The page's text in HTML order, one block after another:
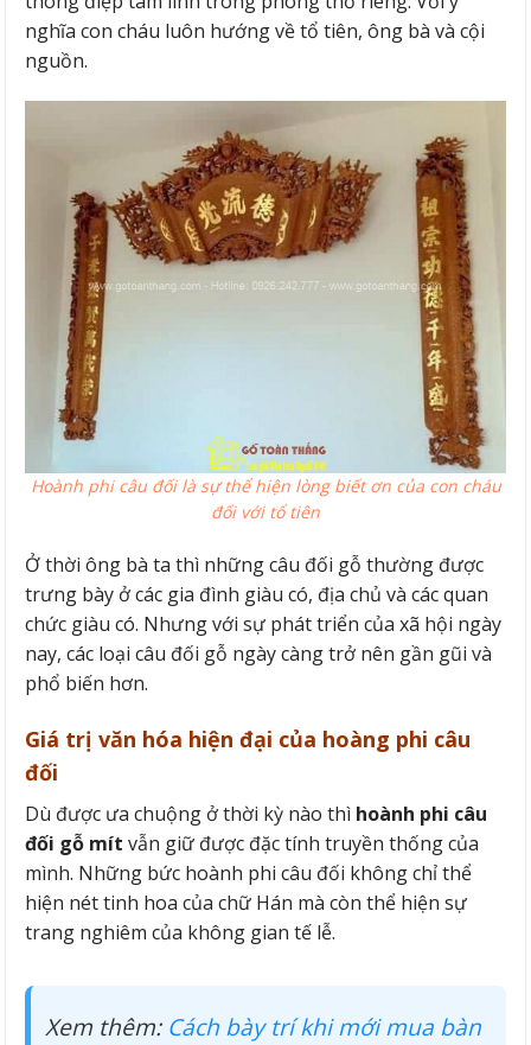
nghĩa con cháu luôn hướng về tổ tiên, ông bà và cội
nguồn.
Hoành phi câu đối là sự thể hiện lòng biết ơn của con cháu
đối với tổ tiên
Ở thời ông bà ta thì những câu đối gỗ thường được
trưng bày ở các gia đình giàu có, địa chủ và các quan
chức giàu có. Nhưng với sự phát triển của xã hội ngày
nay, các loại câu đối gỗ ngày càng trở nên gần gũi và
phổ biến hơn.
Giá trị văn hóa hiện đại của hoàng phi câu
đối
Dù được ưa chuộng ở thời kỳ nào thì hoành phi câu
đối gỗ mít vẫn giữ được đặc tính truyền thống của
mình. Những bức hoành phi câu đối không chỉ thể
hiện nét tinh hoa của chữ Hán mà còn thể hiện sự
trang nghiêm của không gian tế lễ.
Xem thêm: Cách bày trí khi mới mua bàn